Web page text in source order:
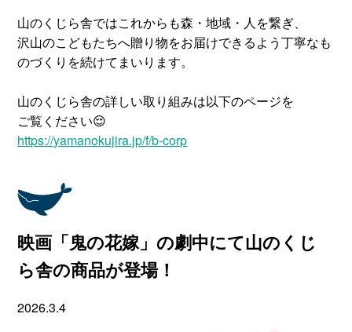
山のくじら舎ではこれからも森・地域・人を繋ぎ、
沢山のこどもたちへ贈り物をお届けできるよう丁寧なも
のづくりを続けてまいります。
山のくじら舎の詳しい取り組みは以下のページを
ご覧ください😌
https://yamanokujira.jp/f/b-corp
映画「鬼の花嫁」の劇中にて山のくじ
ら舎の商品が登場！
2026.3.4